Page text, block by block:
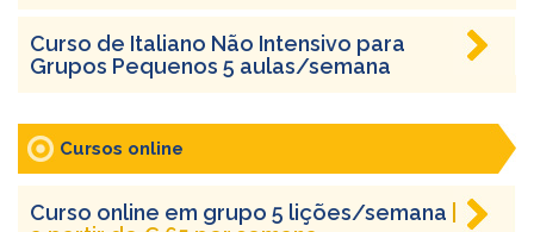
Curso de Italiano Não Intensivo para
Grupos Pequenos 5 aulas/semana
Cursos online
Curso online em grupo 5 lições/semana